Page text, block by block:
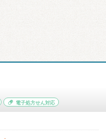
電子処方せん対応